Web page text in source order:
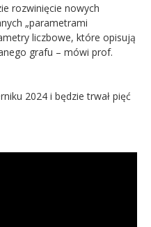
rozwinięcie nowych
„parametrami
liczbowe, które opisują
grafu – mówi prof.
2024 i będzie trwał pięć